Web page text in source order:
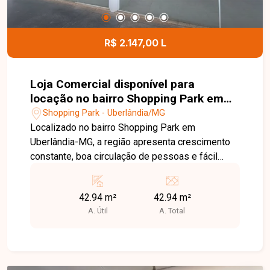
R$ 2.147,00 L
Loja Comercial disponível para
locação no bairro Shopping Park em
Uberlândia-MG
Shopping Park - Uberlândia/MG
Localizado no bairro Shopping Park em
Uberlândia-MG, a região apresenta crescimento
constante, boa circulação de pessoas e fácil
para atividades comerciais. A loja comercial está
situada em galeria, composta por ambiente
amplo, banheiro de uso comum e não possui
42.94 m²
A. Útil
42.94 m²
A. Total